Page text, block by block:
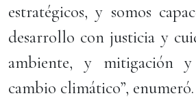
estratégicos, y somos
desarrollo con justicia y
ambiente, y mitigación
cambio climático”, enumeró.